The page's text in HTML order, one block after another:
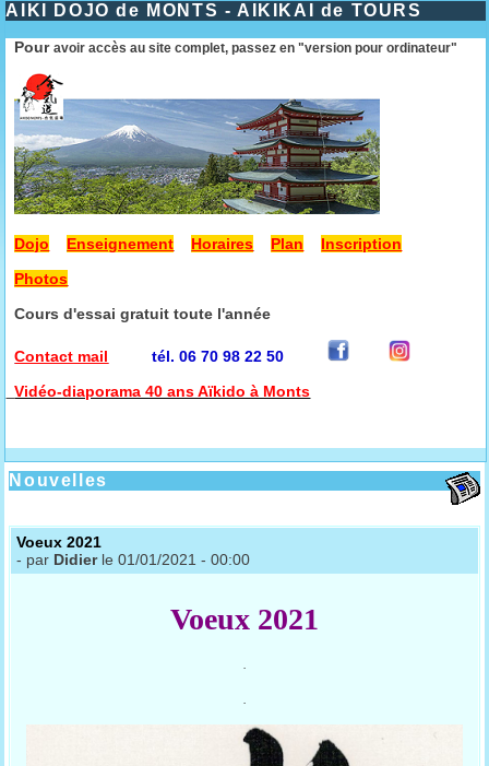
AIKI DOJO de MONTS - AIKIKAI de TOURS
Pouravoir accès au site complet, passez en "version pour ordinateur"
Dojo Enseignement Horaires Plan
Inscription
Photos
Cours d'essai gratuit toute l'année
Contact mail
tél. 06 70 98 22 50
Vidéo-diaporama 40 ans Aïkido à Monts
Nouvelles
Voeux 2021
- par Didierle 01/01/2021 - 00:00
Voeux 2021
.
.